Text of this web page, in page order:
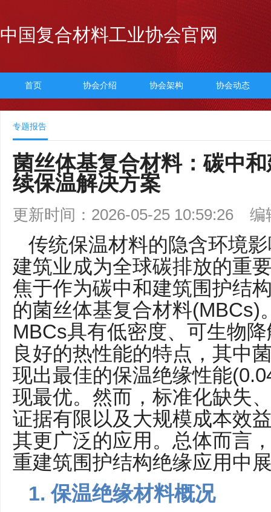
中国复合材料工业协会官网
首页 协会介绍 协会架构 协会动态
专题报告
菌丝体基复合材料：碳中
续保温解决方案
更新时间：2026-05-25 10:59:26 编
传统保温材料的隐含环境
建筑业成为全球碳排放的重
焦于作为碳中和建筑围护结
的菌丝体基复合材料(MBCs)
MBCs具有低密度、可生物
良好的热性能的特点，其中
现出最佳的保温绝缘性能
现最优。然而，标准化缺失
证据有限以及大规模成本效
其更广泛的应用。总体而言
重建筑围护结构绝缘应用中
1. 保温绝缘材料概况